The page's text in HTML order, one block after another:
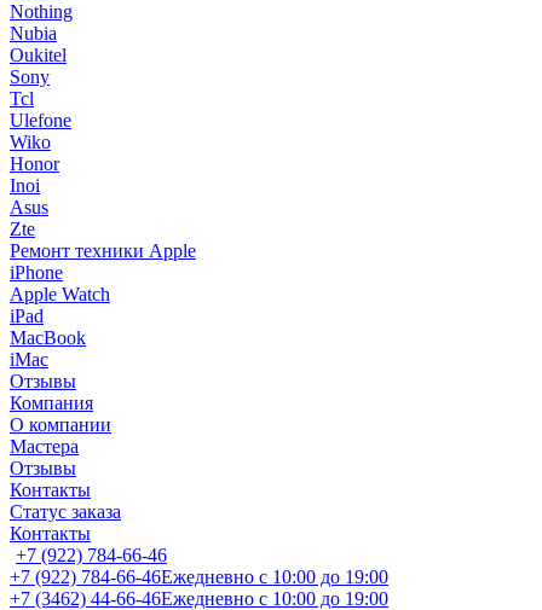
Nothing
Nubia
Oukitel
Sony
Tcl
Ulefone
Wiko
Honor
Inoi
Asus
Zte
Ремонт техники Apple
iPhone
Apple Watch
iPad
MacBook
iMac
Отзывы
Компания
О компании
Мастера
Отзывы
Контакты
Статус заказа
Контакты
+7 (922) 784-66-46
+7 (922) 784-66-46Ежедневно с 10:00 до 19:00
+7 (3462) 44-66-46Ежедневно с 10:00 до 19:00